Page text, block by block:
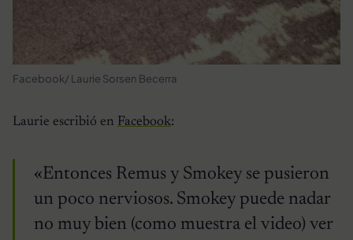
Facebook/ Laurie Sorsen Becerra
Laurie escribió en Facebook:
«Entonces Remus y Smokey se pusieron
un poco nerviosos. Smokey puede nadar
no muy bien (como muestra el video) ver